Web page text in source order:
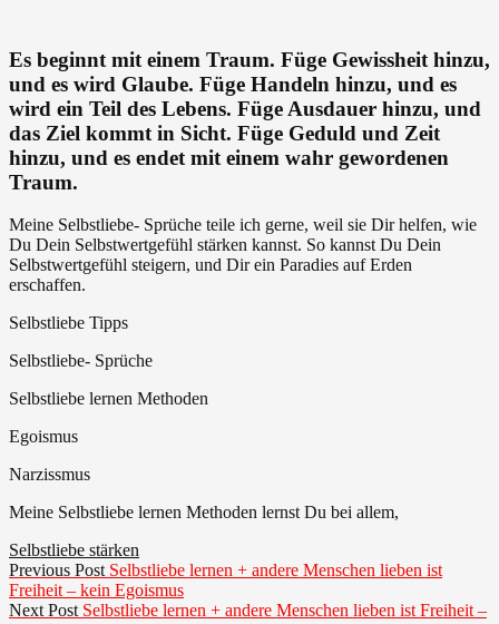
–
kein
Egoismus
Es beginnt mit einem Traum. Füge Gewissheit hinzu,
und es wird Glaube. Füge Handeln hinzu, und es
wird ein Teil des Lebens. Füge Ausdauer hinzu, und
das Ziel kommt in Sicht. Füge Geduld und Zeit
hinzu, und es endet mit einem wahr gewordenen
Traum.
Meine Selbstliebe- Sprüche teile ich gerne, weil sie Dir helfen, wie
Du Dein Selbstwertgefühl stärken kannst. So kannst Du Dein
Selbstwertgefühl steigern, und Dir ein Paradies auf Erden
erschaffen.
Selbstliebe Tipps
Selbstliebe- Sprüche
Selbstliebe lernen Methoden
Egoismus
Narzissmus
Meine Selbstliebe lernen Methoden lernst Du bei allem,
Selbstliebe stärken
Beitragsnavigation
Previous Post Previous
post:
Selbstliebe lernen + andere Menschen lieben ist
Freiheit – kein Egoismus
Next Post Next
Selbstliebe lernen + andere Menschen lieben ist Freiheit –